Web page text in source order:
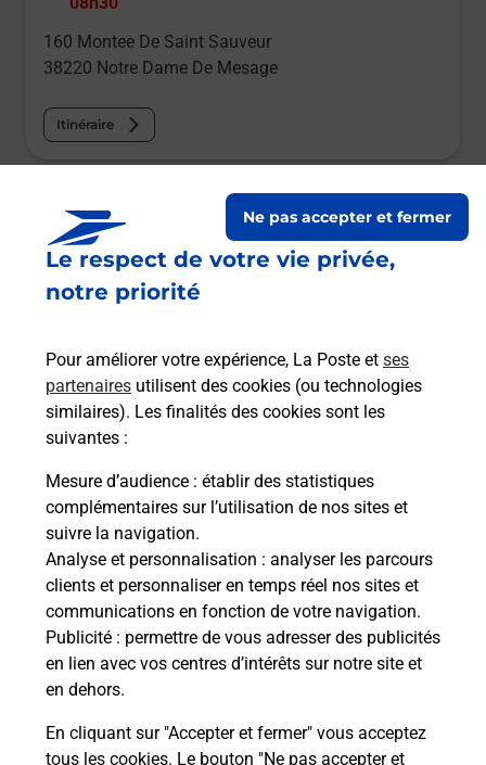
Le respect de votre vie privée,
notre priorité
Pour améliorer votre expérience, La Poste et ses
partenaires utilisent des cookies (ou technologies
similaires). Les finalités des cookies sont les
suivantes :
Mesure d’audience : établir des statistiques
complémentaires sur l’utilisation de nos sites et
suivre la navigation.
Analyse et personnalisation : analyser les parcours
clients et personnaliser en temps réel nos sites et
communications en fonction de votre navigation.
Publicité : permettre de vous adresser des publicités
en lien avec vos centres d’intérêts sur notre site et
en dehors.
En cliquant sur "Accepter et fermer" vous acceptez
tous les cookies. Le bouton "Ne pas accepter et
Ne pas accepter et fermer
160 Montee De Saint Sauveur
38220 Notre Dame De Mesage
Itinéraire
Boîte aux Lettres La Poste
Prochaine collecte du courriervendredià
08h00
38220
Notre Dame De Mesage
Itinéraire
Boîte aux Lettres La Poste
Prochaine collecte du courrier
08h00
Le Vieux Moulin
38220
Notre Dame De Mesage
Itinéraire